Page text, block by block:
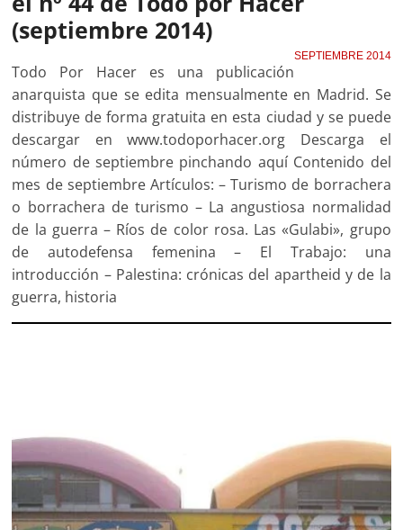
(septiembre 2014)
SEPTIEMBRE 2014
Todo Por Hacer es una publicación
anarquista que se edita mensualmente en Madrid. Se
distribuye de forma gratuita en esta ciudad y se puede
descargar en www.todoporhacer.org Descarga el
número de septiembre pinchando aquí Contenido del
mes de septiembre Artículos: – Turismo de borrachera
o borrachera de turismo – La angustiosa normalidad
de la guerra – Ríos de color rosa. Las «Gulabi», grupo
de autodefensa femenina – El Trabajo: una
introducción – Palestina: crónicas del apartheid y de la
guerra, historia